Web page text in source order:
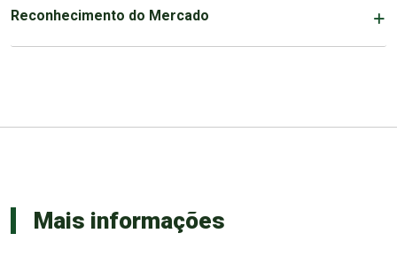
Reconhecimento do Mercado
Mais informações